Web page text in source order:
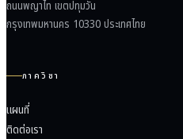
ถนนพญาไท เขตปทุมวัน
กรุงเทพมหานคร 10330 ประเทศไทย
ภาควิชา
แผนที่
ติดต่อเรา